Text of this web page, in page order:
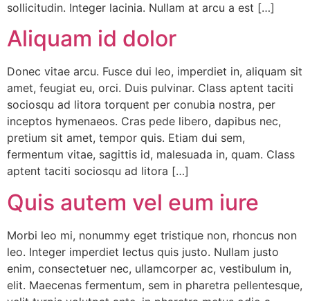
sollicitudin. Integer lacinia. Nullam at arcu a est […]
Aliquam id dolor
Donec vitae arcu. Fusce dui leo, imperdiet in, aliquam sit
amet, feugiat eu, orci. Duis pulvinar. Class aptent taciti
sociosqu ad litora torquent per conubia nostra, per
inceptos hymenaeos. Cras pede libero, dapibus nec,
pretium sit amet, tempor quis. Etiam dui sem,
fermentum vitae, sagittis id, malesuada in, quam. Class
aptent taciti sociosqu ad litora […]
Quis autem vel eum iure
Morbi leo mi, nonummy eget tristique non, rhoncus non
leo. Integer imperdiet lectus quis justo. Nullam justo
enim, consectetuer nec, ullamcorper ac, vestibulum in,
elit. Maecenas fermentum, sem in pharetra pellentesque,